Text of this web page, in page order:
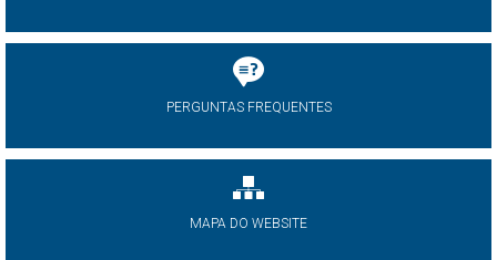
PERGUNTAS FREQUENTES
MAPA DO WEBSITE